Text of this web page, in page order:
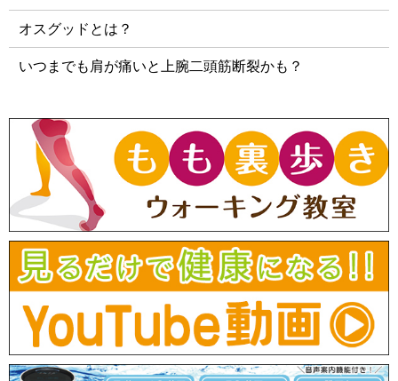
オスグッドとは？
いつまでも肩が痛いと上腕二頭筋断裂かも？